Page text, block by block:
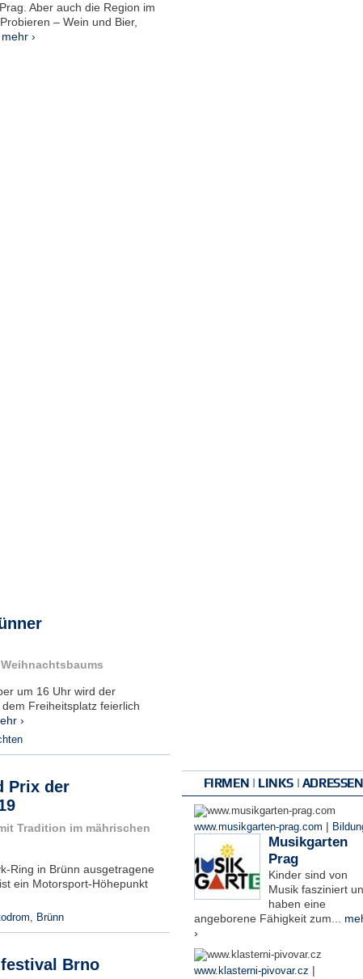
Aber auch die Region im
– Wein und Bier,
mehr ›
um 16 Uhr wird der
Freiheitsplatz feierlich
›
Prix der
Tradition im mährischen
Ring in Brünn ausgetragene
ein Motorsport-Höhepunkt
, Brünn
Brno
FIRMEN | LINKS | ADRESSEN
www.musikgarten-prag.com |
Musikgarten
Prag
Kinder sind von
Musik fasziniert
haben eine
angeborene Fähigkeit zum...
›
www.klasterni-pivovar.cz |